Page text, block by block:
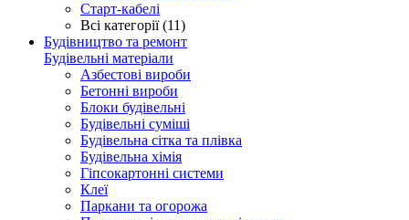
Старт-кабелі
Всі категорії (11)
Будівництво та ремонт
Будівельні матеріали
Азбестові вироби
Бетонні вироби
Блоки будівельні
Будівельні суміші
Будівельна сітка та плівка
Будівельна хімія
Гіпсокартонні системи
Клеї
Паркани та огорожа